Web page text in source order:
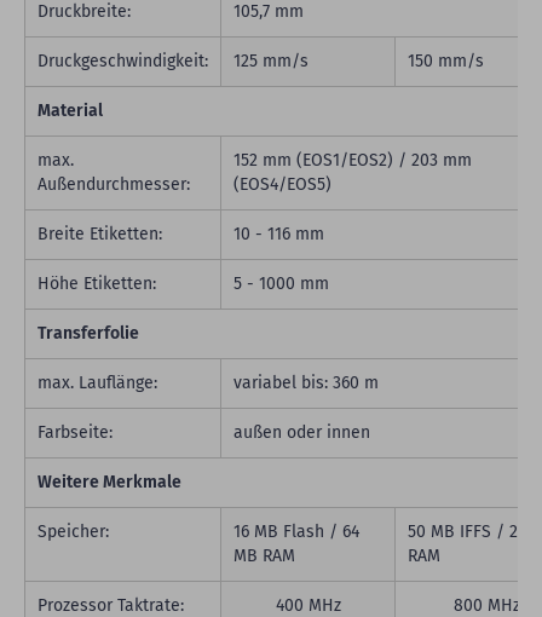
Druckbreite: 105,7 mm
Druckgeschwindigkeit: 125 mm/s 150 mm/s
Material
max.
Außendurchmesser:
152 mm (EOS1/EOS2) / 203 mm
(EOS4/EOS5)
Breite Etiketten: 10 - 116 mm
Höhe Etiketten: 5 - 1000 mm
Transferfolie
max. Lauflänge: variabel bis: 360 m
Farbseite: außen oder innen
Weitere Merkmale
Speicher:
16 MB Flash / 64
MB RAM
50 MB IFFS / 256
RAM
Prozessor Taktrate: 400 MHz 800 MHz